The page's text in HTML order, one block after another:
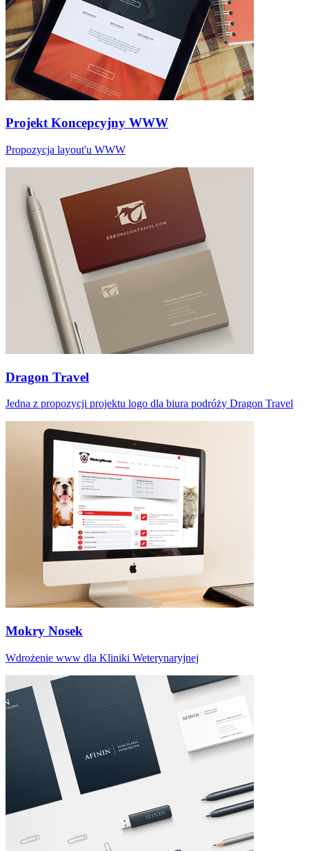
Projekt Koncepcyjny WWW
Propozycja layout'u WWW
Dragon Travel
Jedna z propozycji projektu logo dla biura podróży Dragon Travel
Mokry Nosek
Wdrożenie www dla Kliniki Weterynaryjnej